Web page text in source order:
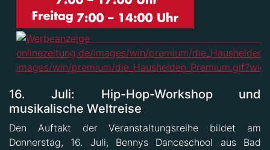
16. Juli: Hip-Hop-Workshop und
musikalische Weltreise
Den Auftakt der Veranstaltungsreihe bildet am
Donnerstag, 16. Juli, Bennys Danceschool aus Bad